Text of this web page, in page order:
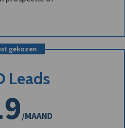
gekozen
Leads
/MAAND